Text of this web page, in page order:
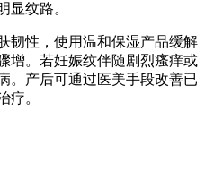
显纹路。
韧性，使用温和保湿产品缓解
增。若妊娠纹伴随剧烈瘙痒或
。产后可通过医美手段改善已
疗。